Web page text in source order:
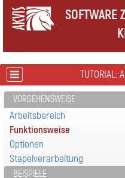
SOFTWARE
TUTORIAL:
VORGEHENSWEISE
Arbeitsbereich
Funktionsweise
Optionen
Stapelverarbeitung
BEISPIELE